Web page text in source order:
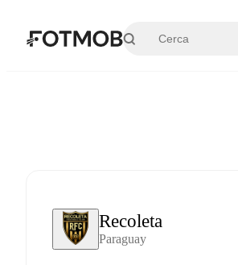
Recoleta
Paraguay